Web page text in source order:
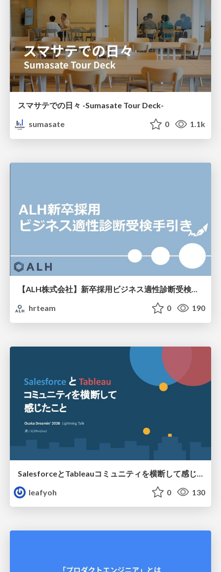
スマサテでの日々 -Sumasate Tour Deck-
sumasate
0 1.1k
【ALH株式会社】新卒採用ビジネス適性診断受検手引き
hrteam
0 190
leafyoh
0 130